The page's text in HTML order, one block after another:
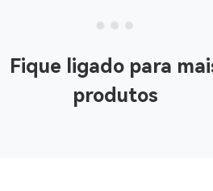
produtos